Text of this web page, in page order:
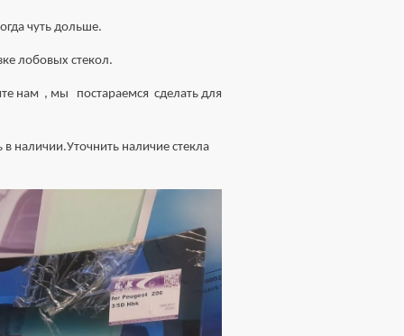
чуть дольше.
лобовых стекол.
нам , мы постараемся сделать для
наличии.Уточнить наличие стекла